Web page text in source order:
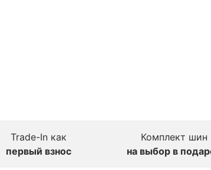
Trade-In как
первый взнос
Комплект шин
на выбор в